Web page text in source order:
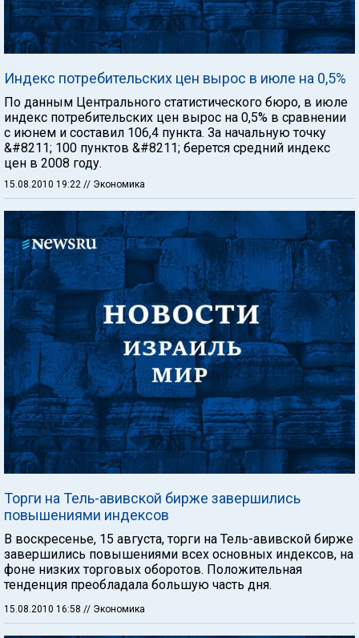
Индекс потребительских цен вырос в июле на 0,5%
По данным Центрального статистического бюро, в июле
индекс потребительских цен вырос на 0,5% в сравнении
с июнем и составил 106,4 пункта. За начальную точку
&#8211; 100 пунктов &#8211; берется средний индекс
цен в 2008 году.
15.08.2010 19:22 // Экономика
Торги на Тель-авивской бирже завершились
повышениями индексов
В воскресенье, 15 августа, торги на Тель-авивской бирже
завершились повышениями всех основных индексов, на
фоне низких торговых оборотов. Положительная
тенденция преобладала большую часть дня.
15.08.2010 16:58 // Экономика